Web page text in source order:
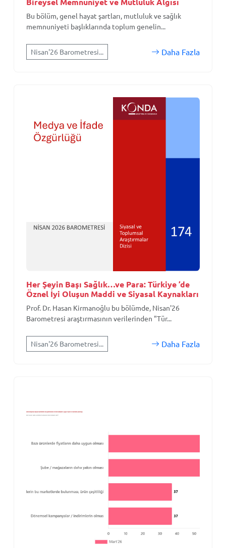
Bu bölüm, genel hayat şartları, mutluluk ve sağlık
memnuniyeti başlıklarında toplum genelin...
Nisan'26 Barometresi... Daha Fazla
Her Şeyin Başı Sağlık…ve Para: Türkiye ’de
Öznel İyi Oluşun Maddi ve Siyasal Kaynakları
Prof. Dr. Hasan Kirmanoğlu bu bölümde, Nisan'26
Barometresi araştırmasının verilerinden "Tür...
Nisan'26 Barometresi... Daha Fazla